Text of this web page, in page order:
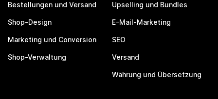
Bestellungen und Versand
Shop-Design
Marketing und Conversion
Shop-Verwaltung
Upselling und Bundles
E-Mail-Marketing
SEO
Versand
Währung und Übersetzung